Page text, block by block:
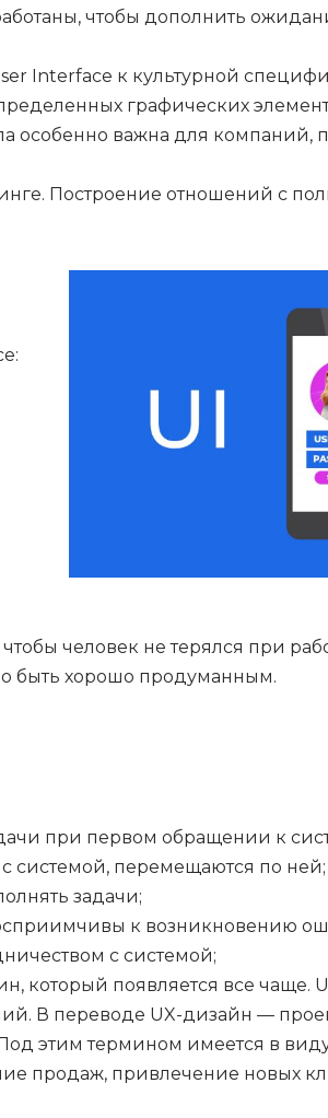
чтобы дополнить
Interface к культурной
графических
особенно важна для компаний,
Построение отношений с
человек не терялся при
быть хорошо продуманным.
при первом обращении к
системой, перемещаются по ней;
задачи;
к возникновению
с системой;
который появляется все чаще.
В переводе UX-дизайн —
этим термином имеется в
продаж, привлечение новых